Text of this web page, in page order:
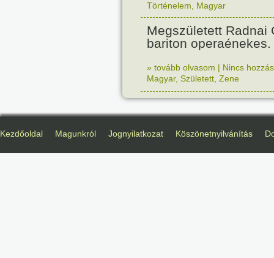
Történelem
Magyar
Megszületett Radnai
bariton operaénekes.
» tovább olvasom | Nincs
Magyar, Született Zene
Kezdőoldal Magunkról Jognyilatkozat Köszönetnyilvánítás